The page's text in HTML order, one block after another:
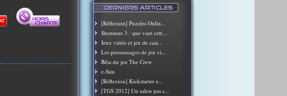
[Réflexion] Puzzles Onlin...
Shenmue 3 : que vaut cett...
Jeux vidéo et jeu de casi...
Les personnages de jeu vi...
Bêta du jeu The Crew
e-Sim
[Réflexion] Kickstarter e...
[TGS 2012] Un salon pas c...